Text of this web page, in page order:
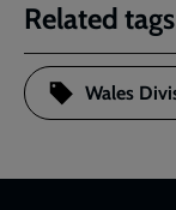
Related tags
Wales